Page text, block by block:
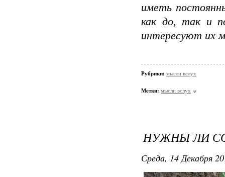
иметь
как до, так и
интересуют их
Рубрики: мысли вслух
Метки: мысли вслух
НУЖНЫ ЛИ
Среда, 14 Декабря